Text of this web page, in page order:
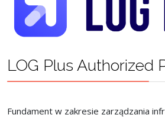
LOG Plus Authorized
Fundament w zakresie zarządzania